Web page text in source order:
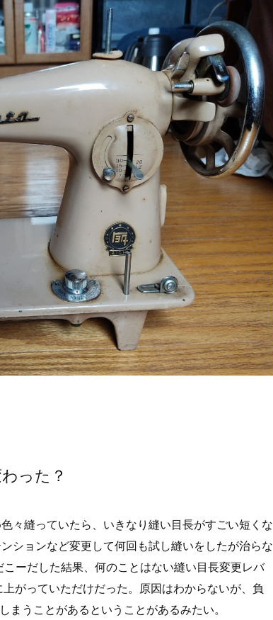
った？
々縫っていたら、いきなり縫い目長がすごい短くな
ションなど変更して何回も試し縫いをしたが治らな
ーだした結果、何のことはない縫い目長変更レバ
がっていただけだった。原因はわからないが、負
うことがあるということがあるみたい。